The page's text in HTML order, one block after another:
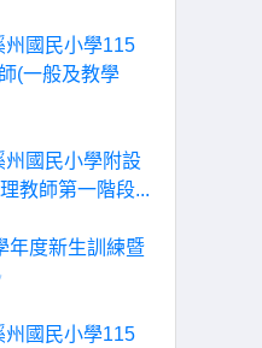
州國民小學115
(一般及教學
國民小學附設
教師第一階段...
年度新生訓練暨
州國民小學115